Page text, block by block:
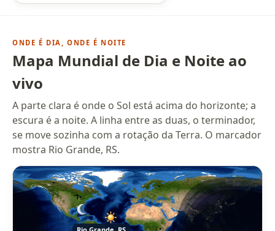
ONDE É DIA, ONDE É NOITE
Mapa Mundial de Dia e Noite ao
vivo
A parte clara é onde o Sol está acima do horizonte; a
escura é a noite. A linha entre as duas, o terminador,
se move sozinha com a rotação da Terra. O marcador
mostra Rio Grande, RS.